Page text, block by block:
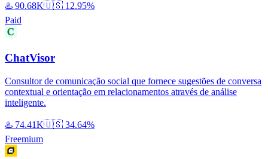
♨️ 90.68K🇺🇸 12.95%
Paid
ChatVisor
Consultor de comunicação social que fornece sugestões de conversa
contextual e orientação em relacionamentos através de análise
inteligente.
♨️ 74.41K🇺🇸 34.64%
Freemium